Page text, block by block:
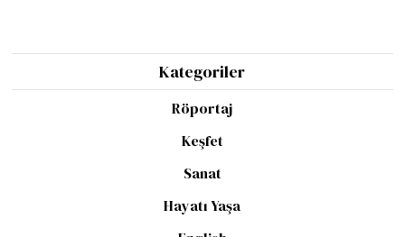
Kategoriler
Röportaj
Keşfet
Sanat
Hayatı Yaşa